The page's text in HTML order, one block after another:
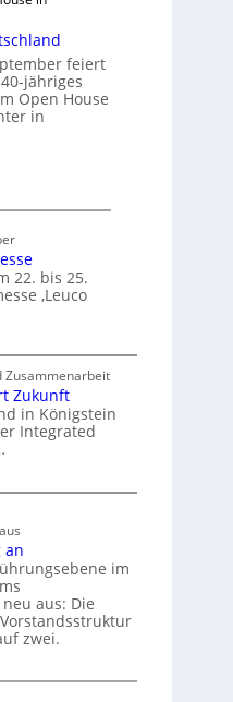
feiert
jähriges
Open House
in
22. bis 25.
‚Leuco
Zusammenarbeit
Zukunft
in Königstein
Integrated
an
im
neu aus: Die
zwei.